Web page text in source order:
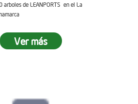
arboles de LEANPORTS en el La
Ver más